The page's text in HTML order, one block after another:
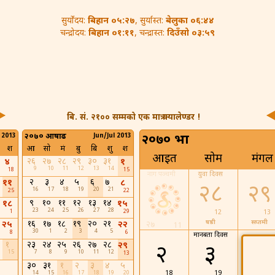
सुर्योदय: बिहान ०५:२७, सुर्यास्त: बेलुका ०६:४४
चन्द्रोदय: बिहान ०१:११, चन्द्रास्त: दिउँसो ०३:५९
बि. सं. २१०० सम्मको एक मात्र क्यालेण्डर !
श
४
18
११
25
१८
1
२५
8
१
15
२०७० आषाढ Jun/Jul 2013
आ सो मं बु बि शु श
२६
9
२७
10
२८
11
२९
12
३०
13
३१
14
१
15
२
16
३
17
४
18
५
19
६
20
७
21
८
22
९
23
१०
24
११
25
१२
26
१३
27
१४
28
१५
29
१६
30
१७
1
१८
2
१९
3
२०
4
२१
5
२२
6
२३
7
२४
8
२५
9
२६
10
२७
11
२८
12
२९
13
३०
14
३१
15
१
16
२
17
३
18
४
19
५
20
२०७० भाद्र
आइत सोम मंगल
नाग पञ्चमी
२७ 11
युवा दिवस
२८
12
षष्ठी
२९
13
सप्तमी
२
18
मानबता दिवस
३
19